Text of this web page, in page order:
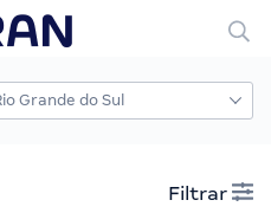
Filtrar